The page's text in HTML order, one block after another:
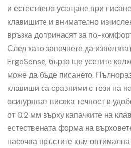
и естествено усещане при
клавишите и внимателно
връзка допринасят за по-
След като започнете да
ErgoSense, бързо ще усетите
може да бъде писането.
клавиши са сравними с тези на
осигуряват висока точност и
от 0,2 мм върху капачките на
естествената форма на
насочва пръстите към